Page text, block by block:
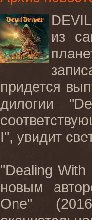
из
придется
дилогии
I", увидит
"Dealing With
новым
One"